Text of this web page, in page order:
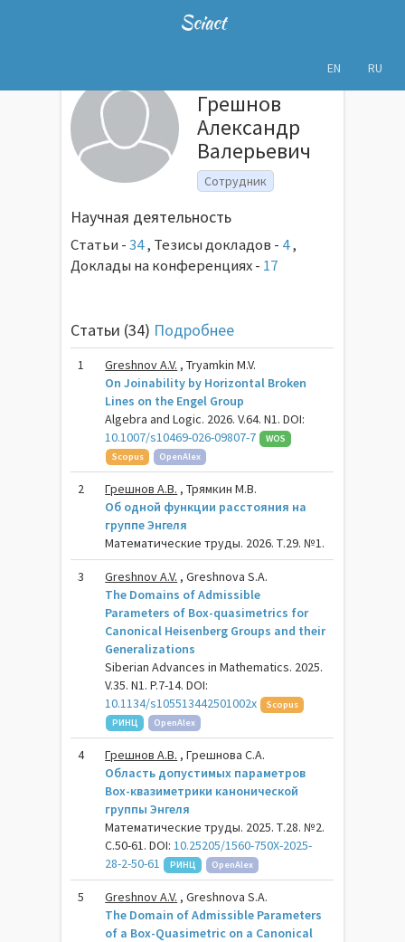
Sciact
EN RU
Грешнов
Александр
Валерьевич
Сотрудник
Научная деятельность
Статьи -34, Тезисы докладов - 4,
Доклады на конференциях - 17
Статьи (34) Подробнее
1 Greshnov A.V. , Tryamkin M.V.
On Joinability by Horizontal Broken
Lines on the Engel Group
Algebra and Logic. 2026. V.64. N1. DOI:
10.1007/s10469-026-09807-7
WOS
Scopus
OpenAlex
2 Грешнов А.В. , Трямкин М.В.
Об одной функции расстояния на
группе Энгеля
Математические труды. 2026. Т.29. №1.
3 Greshnov A.V. , Greshnova S.A.
The Domains of Admissible
Parameters of Box-quasimetrics for
Canonical Heisenberg Groups and their
Generalizations
Siberian Advances in Mathematics. 2025.
V.35. N1. P.7-14. DOI:
10.1134/s105513442501002x
Scopus
РИНЦ
OpenAlex
4 Грешнов А.В. , Грешнова С.А.
Область допустимых параметров
Box-квазиметрики канонической
группы Энгеля
Математические труды. 2025. Т.28. №2.
С.50-61. DOI:10.25205/1560-750X-2025-
28-2-50-61
РИНЦ OpenAlex
5 Greshnov A.V. , Greshnova S.A.
The Domain of Admissible Parameters
of a Box-Quasimetric on a Canonical